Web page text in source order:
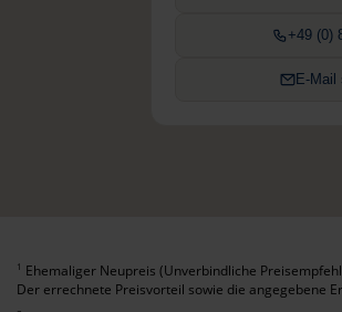
+49 (0)
E-Mail
1 Ehemaliger Neupreis (Unverbindliche
Der errechnete Preisvorteil sowie die angegebene